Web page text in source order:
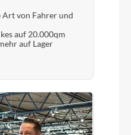
von Fahrer und
auf 20.000qm
auf Lager